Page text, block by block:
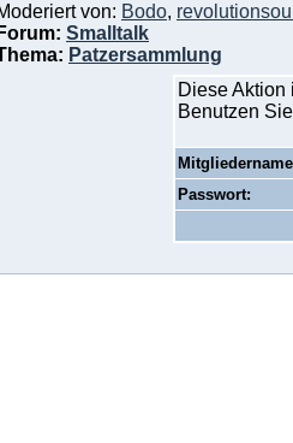
von: Bodo,
Forum: Smalltalk
Patzersammlung
Diese Aktion
Benutzen
Passwort: